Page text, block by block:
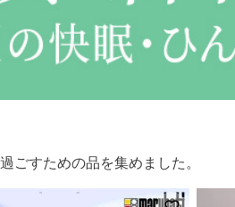
ごすための品を集めました。